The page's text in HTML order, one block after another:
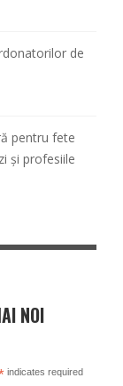
de
pentru fete
și profesiile
NOI
indicates required